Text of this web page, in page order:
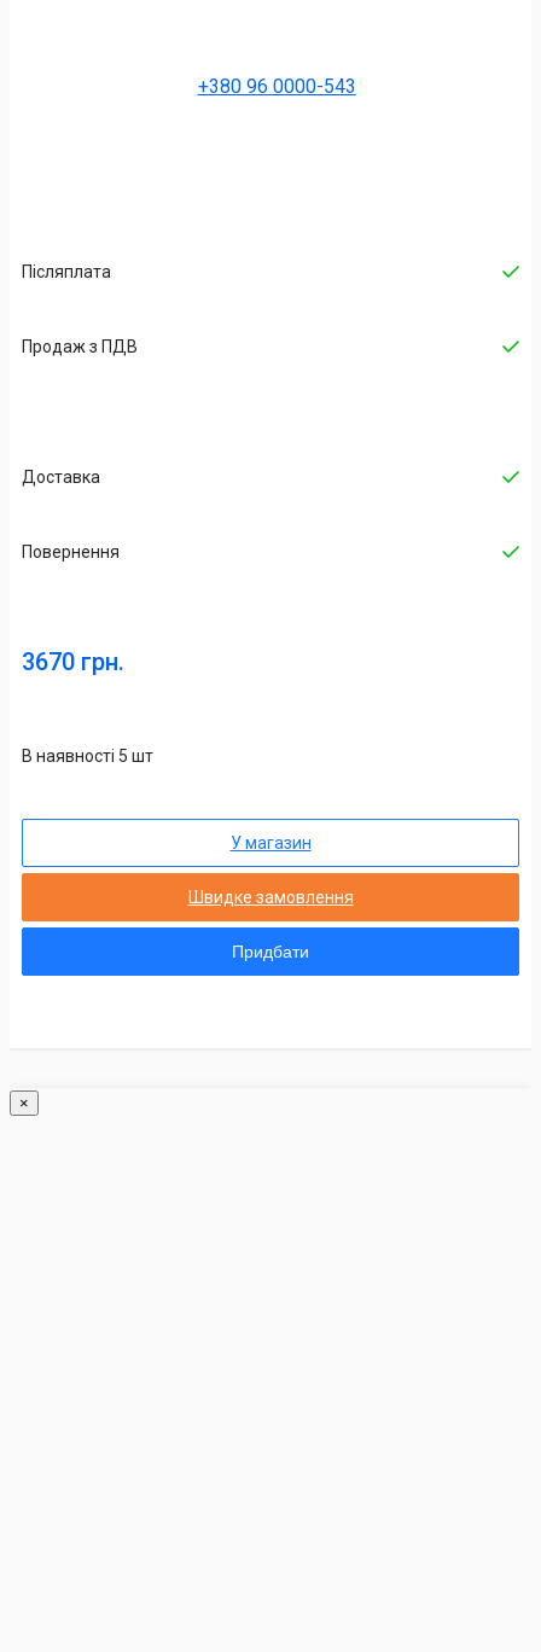
+380 96 0000-543
Післяплата
Продаж з ПДВ
Доставка
Повернення
3670 грн.
В наявності 5 шт
У магазин
Швидке замовлення
Придбати
×